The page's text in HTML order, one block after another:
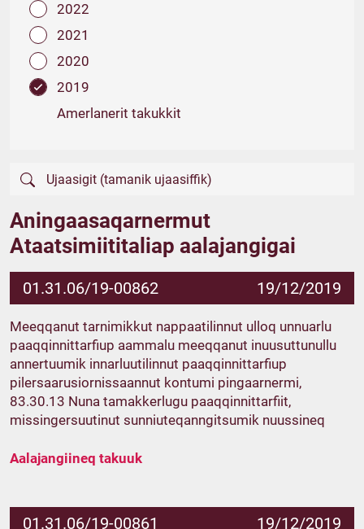
2022
2021
2020
2019
Amerlanerit takukkit
Aningaasaqarnermut
Ataatsimiititaliap aalajangigai
01.31.06/19-00862 19/12/2019
Meeqqanut tarnimikkut nappaatilinnut ulloq unnuarlu
paaqqinnittarfiup aammalu meeqqanut inuusuttunullu
annertuumik innarluutilinnut paaqqinnittarfiup
pilersaarusiornissaannut kontumi pingaarnermi,
83.30.13 Nuna tamakkerlugu paaqqinnittarfiit,
missingersuutinut sunniuteqanngitsumik nuussineq
Aalajangiineq takuuk
01.31.06/19-00861 19/12/2019